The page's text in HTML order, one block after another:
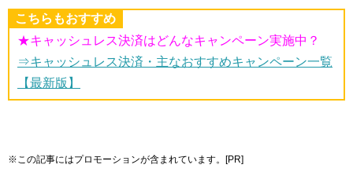
こちらもおすすめ
★キャッシュレス決済はどんなキャンペーン実施中？
⇒キャッシュレス決済・主なおすすめキャンペーン一覧
【最新版】
※この記事にはプロモーションが含まれています。[PR]